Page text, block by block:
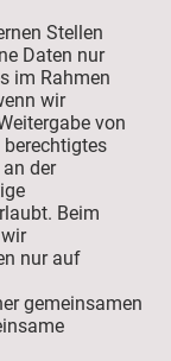
Stellen
Daten nur
im Rahmen
wir
von
berechtigtes
der
Beim
nur auf
gemeinsamen